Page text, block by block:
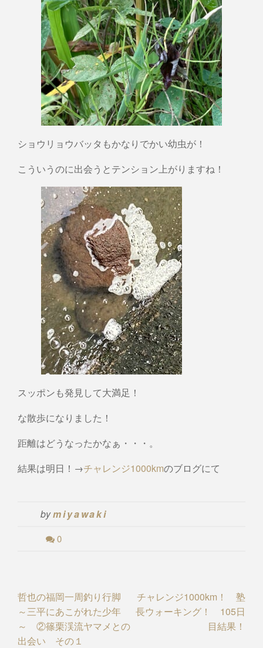
ショウリョウバッタもかなりでかい幼虫が！
こういうのに出会うとテンション上がりますね！
スッポンも発見して大満足！
な散歩になりました！
距離はどうなったかなぁ・・・。
結果は明日！→チャレンジ1000kmのブログにて
bymiyawaki
0
Post
navigation
哲也の福岡一周釣り行脚
～三平にあこがれた少年
～ ②篠栗渓流ヤマメとの
出会い その１
チャレンジ1000km！ 塾
長ウォーキング！ 105日
目結果！